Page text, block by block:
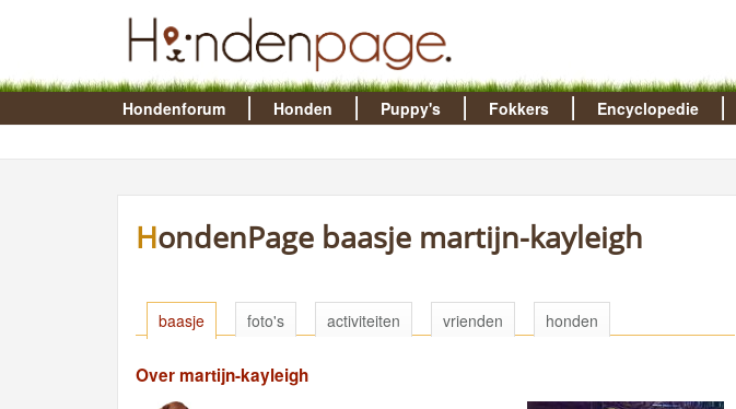
Hondenforum Honden Puppy's Fokkers Encyclopedie
HondenPage baasje martijn-kayleigh
baasje foto's activiteiten vrienden honden
Over martijn-kayleigh